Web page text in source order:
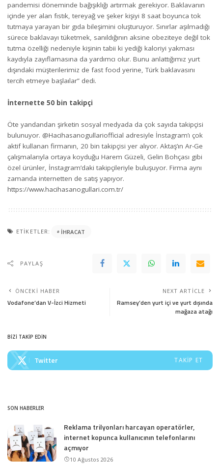
pandemisi döneminde bağışıklığı artırmak gerekiyor. Baklavanın
içinde yer alan fıstık, tereyağ ve şeker kişiyi 8 saat boyunca tok
tutmaya yarayan bir gıda bileşimini oluşturuyor. Sınırlar aşılmadığı
sürece baklavayı tüketmek, sanıldığının aksine obeziteye değil tok
tutma özelliği nedeniyle kişinin tabii ki yediği kaloriyi yakması
kaydıyla zayıflamasına da yardımcı olur. Bunu anlattığımız yurt
dışındaki müşterilerimiz de fast food yerine, Türk baklavasını
tercih etmeye başlaılar” dedi.
İnternette 50 bin takipçi
Öte yandandan şirketin sosyal medyada da çok sayıda takipçisi
bulunuyor. @Hacihasanogullariofficial adresiyle İnstagram’ı çok
aktif kullanan firmanın, 20 bin takipçisi yer alıyor. Aktaş’ın Ar-Ge
çalışmalarıyla ortaya koyduğu Harem Güzeli, Gelin Bohçası gibi
özel ürünler, İnstagram’daki takipçileriyle buluşuyor. Firma aynı
zamanda internetten de satış yapıyor.
https://www.hacihasanogullari.com.tr/
ETIKETLER: IHRACAT
PAYLAŞ
ÖNCEKI HABER
Vodafone’dan V-İzci Hizmeti
NEXT ARTICLE
Ramsey’den yurt içi ve yurt dışında
mağaza atağı
BİZİ TAKİP EDİN
Twitter TAKIP ET
SON HABERLER
Reklama trilyonları harcayan operatörler,
internet kopunca kullanıcının telefonlarını
açmıyor
10 Ağustos 2026